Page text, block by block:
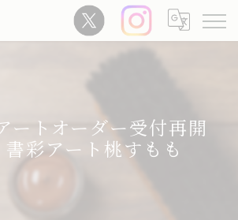
ートオーダー受付再開
彩アート桃すもも